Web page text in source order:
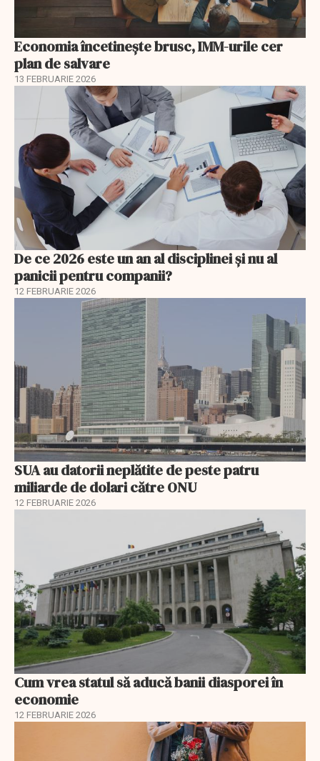
Economia încetinește brusc, IMM-urile cer
plan de salvare
13 FEBRUARIE 2026
De ce 2026 este un an al disciplinei și nu al
panicii pentru companii?
12 FEBRUARIE 2026
SUA au datorii neplătite de peste patru
miliarde de dolari către ONU
12 FEBRUARIE 2026
Cum vrea statul să aducă banii diasporei în
economie
12 FEBRUARIE 2026